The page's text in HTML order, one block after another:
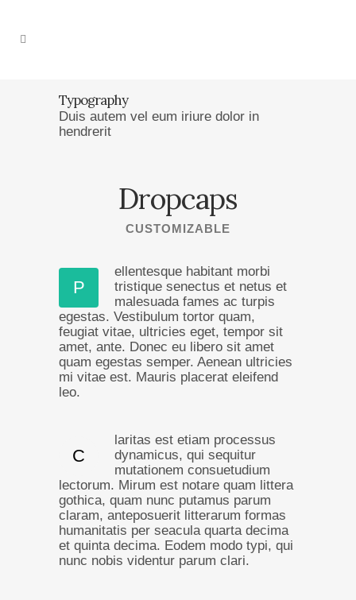
Typography
Duis autem vel eum iriure dolor in
hendrerit
Dropcaps
CUSTOMIZABLE
P
ellentesque habitant morbi
tristique senectus et netus et
malesuada fames ac turpis
egestas. Vestibulum tortor quam,
feugiat vitae, ultricies eget, tempor sit
amet, ante. Donec eu libero sit amet
quam egestas semper. Aenean ultricies
mi vitae est. Mauris placerat eleifend
leo.
C
laritas est etiam processus
dynamicus, qui sequitur
mutationem consuetudium
lectorum. Mirum est notare quam littera
gothica, quam nunc putamus parum
claram, anteposuerit litterarum formas
humanitatis per seacula quarta decima
et quinta decima. Eodem modo typi, qui
nunc nobis videntur parum clari.